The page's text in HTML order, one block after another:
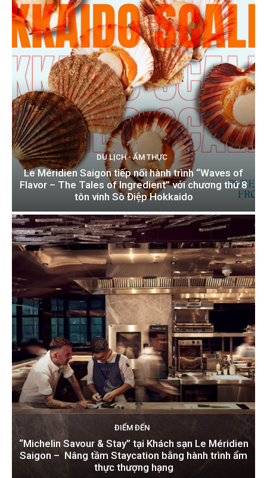
DU LỊCH - ẨM THỰC
Le Méridien Saigon tiếp nối hành trình “Waves of
Flavor – The Tales of Ingredient” với chương thứ 8
tôn vinh Sò Điệp Hokkaido
ĐIỂM ĐẾN
“Michelin Savour & Stay” tại Khách sạn Le Méridien
Saigon – Nâng tầm Staycation bằng hành trình ẩm
thực thượng hạng